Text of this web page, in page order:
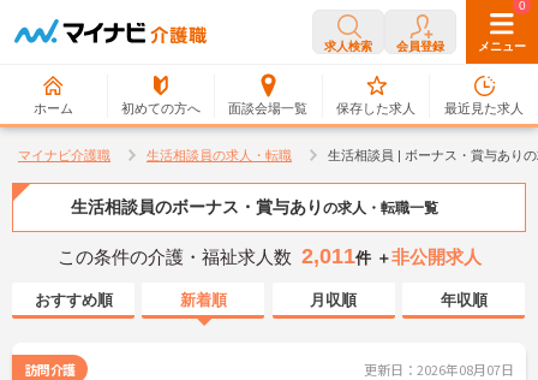
求人検索 会員登録 メニュー
ホーム 初めての方へ 面談会場一覧
0
保存した求人
0
最近見た求人
マイナビ介護職 生活相談員の求人・転職 生活相談員 | ボーナス・賞与あり
生活相談員のボーナス・賞与あり の求人・転職一覧
この条件の介護・福祉求人数 2,011件 ＋非公開求人
おすすめ順 新着順 月収順 年収順
訪問介護 更新日：2026年08月07日